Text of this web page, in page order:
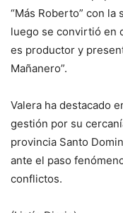
“Más Roberto” con la
luego se convirtió en
es productor y
Mañanero”.
Valera ha destacado
gestión por su
provincia Santo
ante el paso
conflictos.